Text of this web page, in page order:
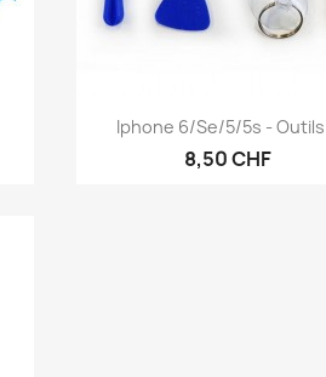
 Aperçu rapide
Iphone 6/se/5/5s -
8,50 CHF